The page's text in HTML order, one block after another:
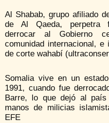
Al Shabab, grupo afiliado
de Al Qaeda, perpetra
derrocar al Gobierno
comunidad internacional,
de corte wahabí
Somalia vive en un
1991, cuando fue
Barre, lo que dejó al
manos de milicias
EFE